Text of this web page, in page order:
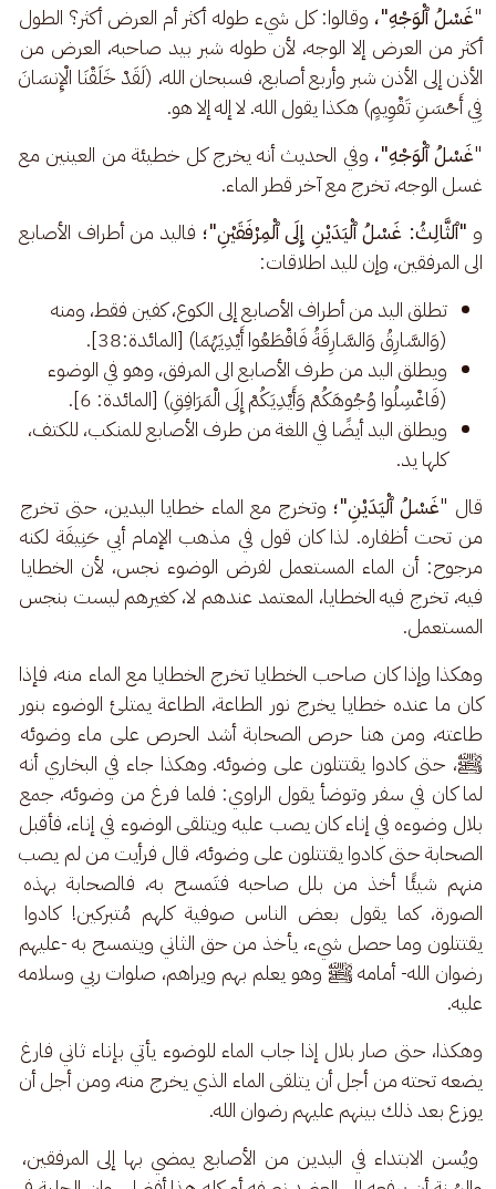
"غَسْلُ ٱلْوَجْهِ"، وقالوا: كل شيء طوله أكثر أم العرض أكثر؟ الطول
أكثر من العرض إلا الوجه، لأن طوله شبر بيد صاحبه، العرض من
الأذن إلى الأذن شبر وأربع أصابع، فسبحان الله، (لَقَدْ خَلَقْنَا الْإِنسَانَ
فِي أَحْسَنِ تَقْوِيمٍ) هكذا يقول الله. لا إله إلا هو.
"غَسْلُ ٱلْوَجْهِ"، وفي الحديث أنه يخرج كل خطيئة من العينين مع
غسل الوجه، تخرج مع آخر قطر الماء.
و "ٱلثَّالِثُ: غَسْلُ ٱلْيَدَيْنِ إِلَى ٱلْمِرْفَقَيْنِ"؛ فاليد من أطراف الأصابع
الى المرفقين، وإن لليد اطلاقات:
تطلق اليد من أطراف الأصابع إلى الكوع، كفين فقط، ومنه
(وَالسَّارِقُ وَالسَّارِقَةُ فَاقْطَعُوا أَيْدِيَهُمَا) [المائدة:38].
ويطلق اليد من طرف الأصابع الى المرفق، وهو في الوضوء
(فَاغْسِلُوا وُجُوهَكُمْ وَأَيْدِيَكُمْ إِلَى الْمَرَافِقِ) [المائدة: 6].
ويطلق اليد أيضًا في اللغة من طرف الأصابع للمنكب، للكتف،
كلها يد.
قال "غَسْلُ ٱلْيَدَيْنِ"؛ وتخرج مع الماء خطايا اليدين، حتى تخرج
من تحت أظفاره. لذا كان قول في مذهب الإمام أبي حَنِيفَة لكنه
مرجوح: أن الماء المستعمل لفرض الوضوء نجس، لأن الخطايا
فيه، تخرج فيه الخطايا، المعتمد عندهم لا، كغيرهم ليست بنجس
المستعمل.
وهكذا وإذا كان صاحب الخطايا تخرج الخطايا مع الماء منه، فإذا
كان ما عنده خطايا يخرج نور الطاعة، الطاعة يمتلئ الوضوء بنور
طاعته، ومن هنا حرص الصحابة أشد الحرص على ماء وضوئه
ﷺ، حتى كادوا يقتتلون على وضوئه. وهكذا جاء في البخاري أنه
لما كان في سفر وتوضأ يقول الراوي: فلما فرغ من وضوئه، جمع
بلال وضوءه في إناء كان يصب عليه ويتلقى الوضوء في إناء، فأقبل
الصحابة حتى كادوا يقتتلون على وضوئه، قال فرأيت من لم يصب
منهم شيئًا أخذ من بلل صاحبه فتَمسح به، فالصحابة بهذه
الصورة، كما يقول بعض الناس صوفية كلهم مُتبركين! كادوا
يقتتلون وما حصل شيء، يأخذ من حق الثاني ويتمسح به -عليهم
رضوان الله- أمامه ﷺ وهو يعلم بهم ويراهم، صلوات ربي وسلامه
عليه.
وهكذا، حتى صار بلال إذا جاب الماء للوضوء يأتي بإناء ثاني فارغ
يضعه تحته من أجل أن يتلقى الماء الذي يخرج منه، ومن أجل أن
يوزع بعد ذلك بينهم عليهم رضوان الله.
ويُسن الابتداء في اليدين من الأصابع يمضي بها إلى المرفقين،